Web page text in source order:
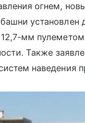
огнем,
установлен
мм
Также
наведения